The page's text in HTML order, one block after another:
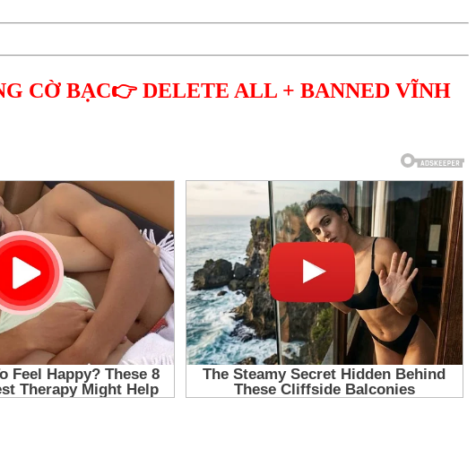
CỜ BẠC👉 DELETE ALL + BANNED VĨNH